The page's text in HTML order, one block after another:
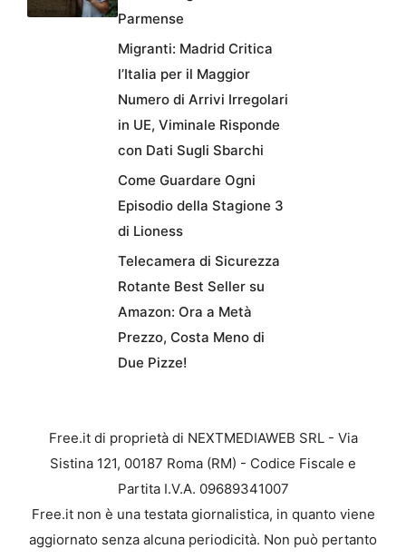
Parmense
Migranti: Madrid Critica
l’Italia per il Maggior
Numero di Arrivi Irregolari
in UE, Viminale Risponde
con Dati Sugli Sbarchi
Come Guardare Ogni
Episodio della Stagione 3
di Lioness
Telecamera di Sicurezza
Rotante Best Seller su
Amazon: Ora a Metà
Prezzo, Costa Meno di
Due Pizze!
Free.it di proprietà di NEXTMEDIAWEB SRL - Via
Sistina 121, 00187 Roma (RM) - Codice Fiscale e
Partita I.V.A. 09689341007
Free.it non è una testata giornalistica, in quanto viene
aggiornato senza alcuna periodicità. Non può pertanto